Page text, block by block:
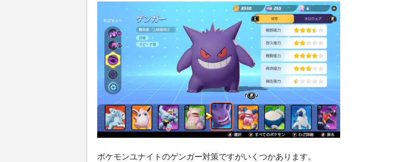
ポケモンユナイトのゲンガー対策ですがいくつかあります。